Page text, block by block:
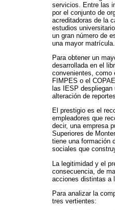
servicios. Entre las
por el conjunto de
acreditadoras de la
estudios
un gran número de
una mayor matrícula.
Para obtener un
desarrollada en el
convenientes, como
FIMPES o el
las IESP
alteración de
El prestigio es el
empleadores que
decir, una empresa
Superiores de
tiene una formación
sociales que
La legitimidad y el
consecuencia, de
acciones distintas a
Para analizar la
tres vertientes: